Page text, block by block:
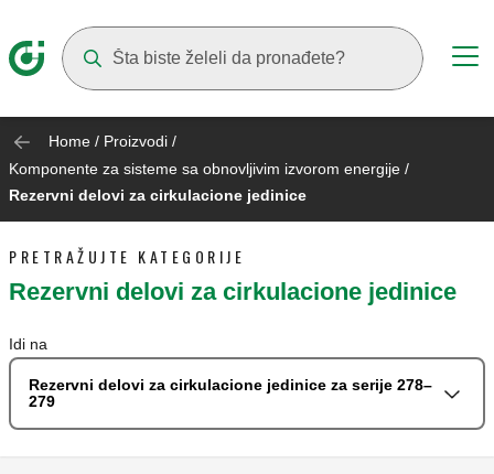
Home / Proizvodi /
Komponente za sisteme sa obnovljivim izvorom energije /
Rezervni delovi za cirkulacione jedinice
PRETRAŽUJTE KATEGORIJE
Rezervni delovi za cirkulacione jedinice
Idi na
Rezervni delovi za cirkulacione jedinice za serije 278–
279